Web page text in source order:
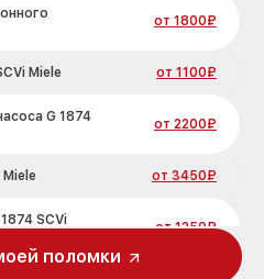
от 1800₽
Miele от 1100₽
G 1874
от 2200₽
от 3450₽
SCVi
от 1250₽
поломки